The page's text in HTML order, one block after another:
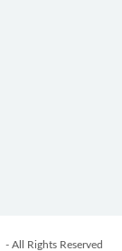
- All Rights Reserved